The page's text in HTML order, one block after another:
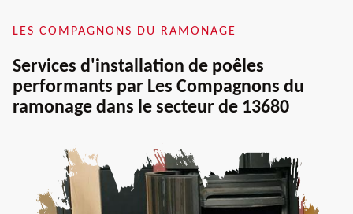
LES COMPAGNONS DU RAMONAGE
Services d'installation de poêles
performants par Les Compagnons du
ramonage dans le secteur de 13680